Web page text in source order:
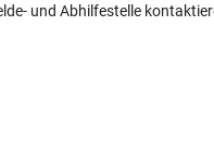
und Abhilfestelle